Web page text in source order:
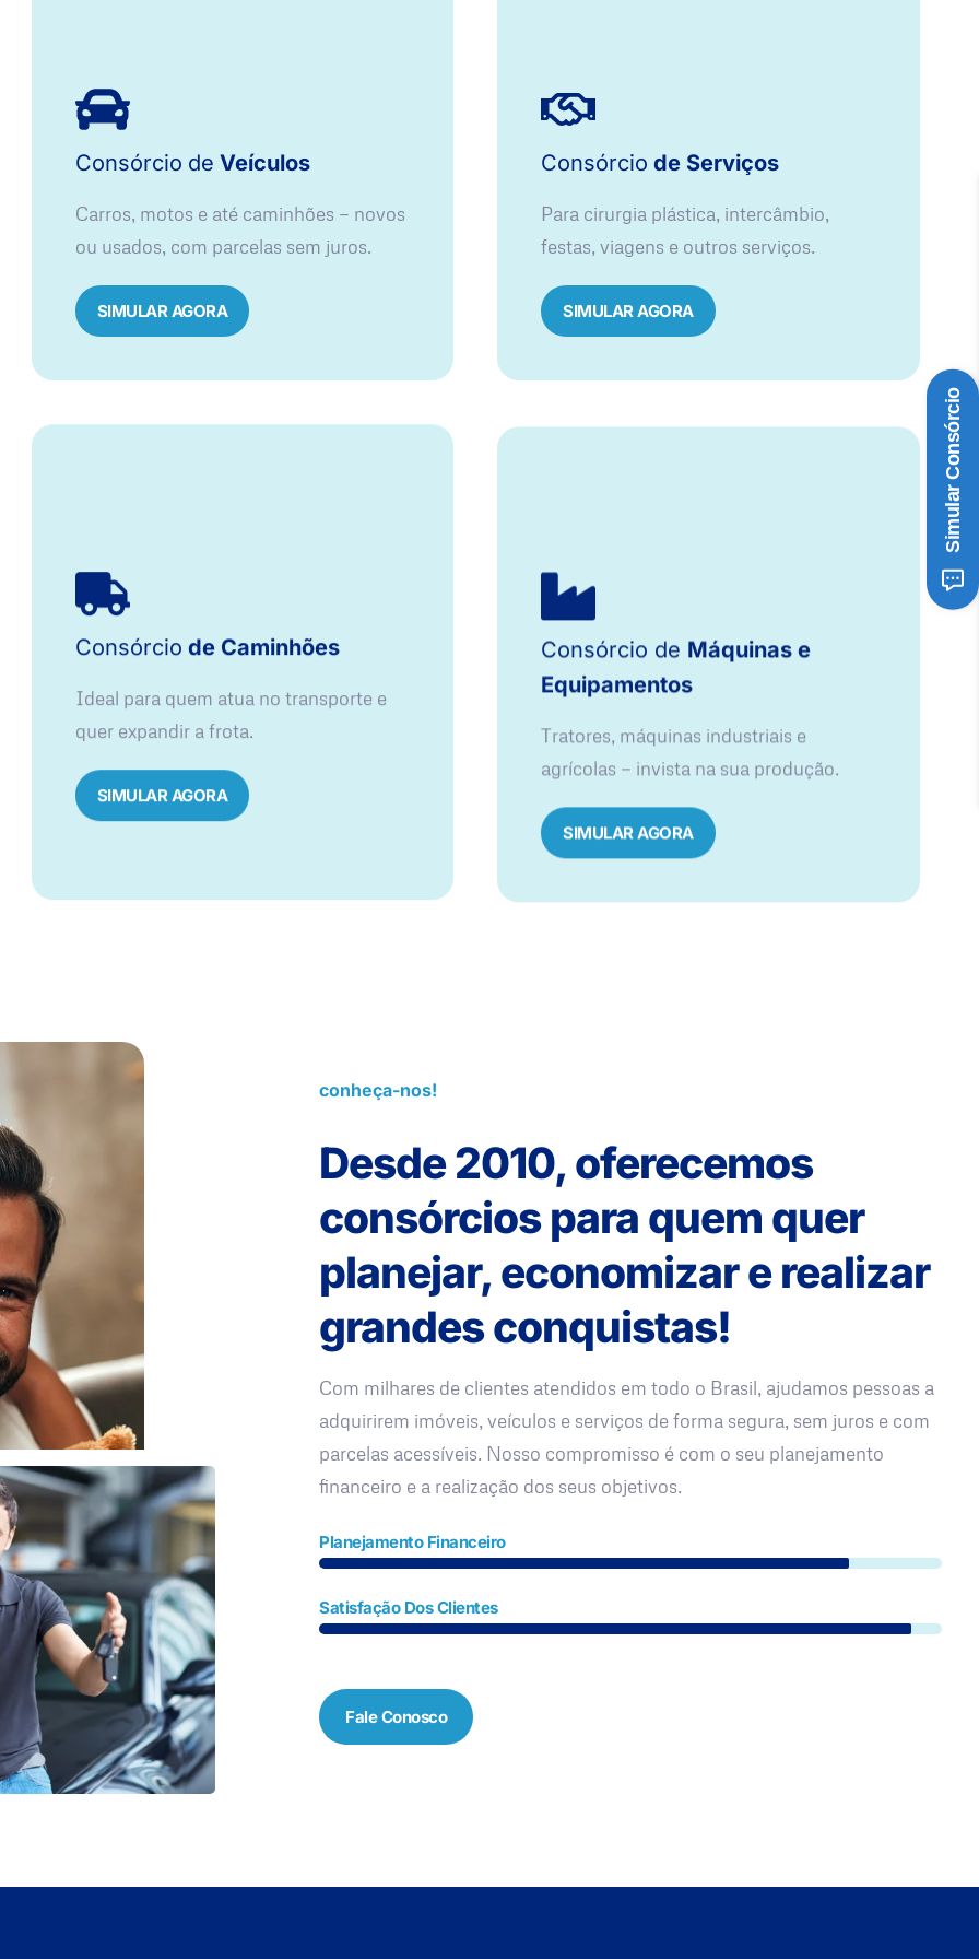
Consórcio de Veículos
Carros, motos e até caminhões — novos
ou usados, com parcelas sem juros.
SIMULAR AGORA
Consórcio de Serviços
Para cirurgia plástica, intercâmbio,
festas, viagens e outros serviços.
SIMULAR AGORA
Consórcio de Caminhões
Ideal para quem atua no transporte e
quer expandir a frota.
SIMULAR AGORA
Consórcio de Máquinas e
Equipamentos
Tratores, máquinas industriais e
agrícolas — invista na sua produção.
SIMULAR AGORA
conheça-nos!
Desde 2010, oferecemos
consórcios para quem quer
planejar, economizar e realizar
grandes conquistas!
Com milhares de clientes atendidos em todo o Brasil, ajudamos pessoas a
adquirirem imóveis, veículos e serviços de forma segura, sem juros e com
parcelas acessíveis. Nosso compromisso é com o seu planejamento
financeiro e a realização dos seus objetivos.
Planejamento Financeiro
Satisfação Dos Clientes
Fale Conosco
Simular Consórcio